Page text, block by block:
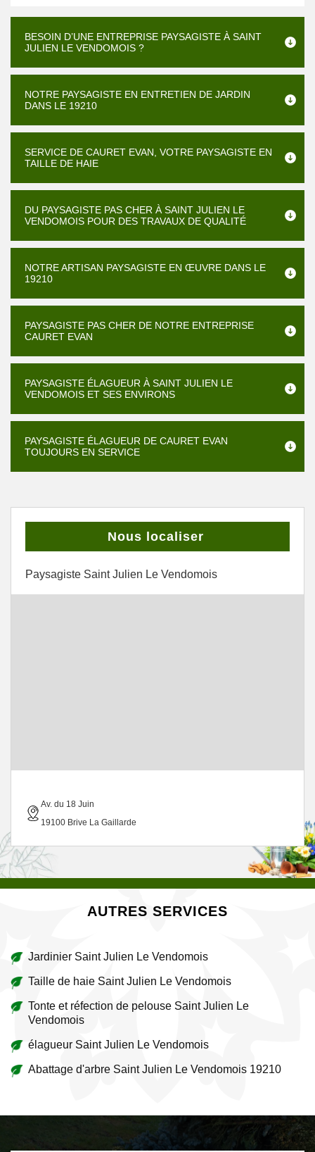
BESOIN D’UNE ENTREPRISE PAYSAGISTE À SAINT
JULIEN LE VENDOMOIS ?
NOTRE PAYSAGISTE EN ENTRETIEN DE JARDIN
DANS LE 19210
SERVICE DE CAURET EVAN, VOTRE PAYSAGISTE EN
TAILLE DE HAIE
DU PAYSAGISTE PAS CHER À SAINT JULIEN LE
VENDOMOIS POUR DES TRAVAUX DE QUALITÉ
NOTRE ARTISAN PAYSAGISTE EN ŒUVRE DANS LE
19210
PAYSAGISTE PAS CHER DE NOTRE ENTREPRISE
CAURET EVAN
PAYSAGISTE ÉLAGUEUR À SAINT JULIEN LE
VENDOMOIS ET SES ENVIRONS
PAYSAGISTE ÉLAGUEUR DE CAURET EVAN
TOUJOURS EN SERVICE
Nous localiser
Paysagiste Saint Julien Le Vendomois
Av. du 18 Juin
19100 Brive La Gaillarde
AUTRES SERVICES
Jardinier Saint Julien Le Vendomois
Taille de haie Saint Julien Le Vendomois
Tonte et réfection de pelouse Saint Julien Le
Vendomois
élagueur Saint Julien Le Vendomois
Abattage d'arbre Saint Julien Le Vendomois 19210